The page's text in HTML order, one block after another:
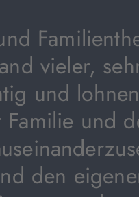
vieler,
und
und
den